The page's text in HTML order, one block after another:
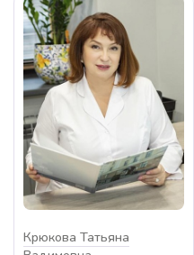
Крюкова Татьяна